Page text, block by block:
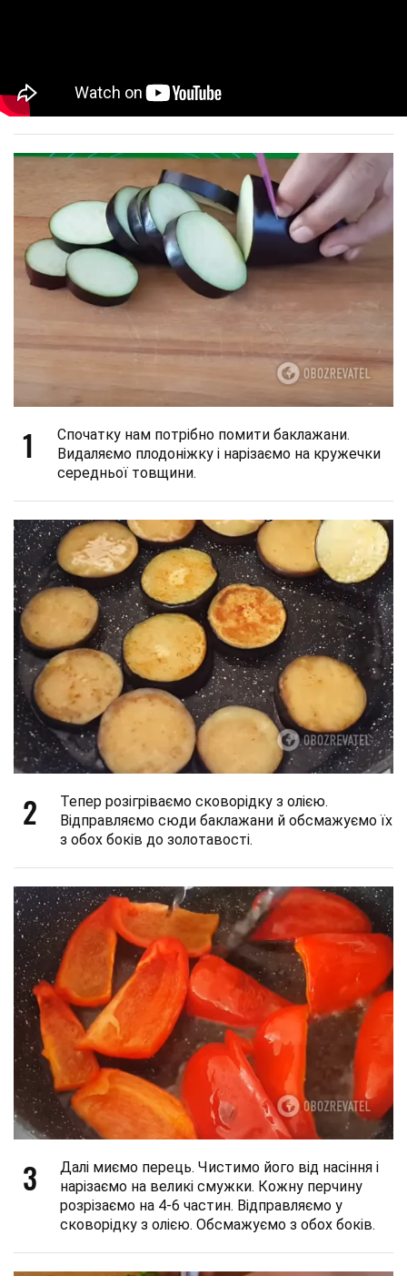
1
Спочатку нам потрібно помити баклажани.
Видаляємо плодоніжку і нарізаємо на кружечки
середньої товщини.
2
Тепер розігріваємо сковорідку з олією.
Відправляємо сюди баклажани й обсмажуємо їх
з обох боків до золотавості.
3
Далі миємо перець. Чистимо його від насіння і
нарізаємо на великі смужки. Кожну перчину
розрізаємо на 4-6 частин. Відправляємо у
сковорідку з олією. Обсмажуємо з обох боків.